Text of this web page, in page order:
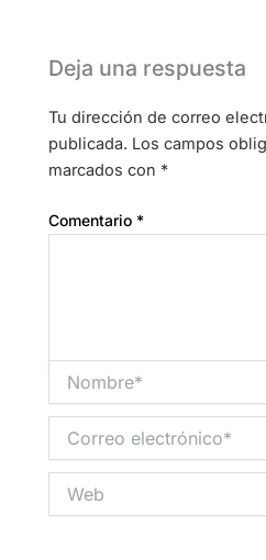
Deja una respuesta
Tu dirección de correo electrónico no será
publicada. Los campos
marcados con *
Comentario *
electrónico*